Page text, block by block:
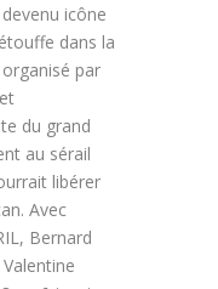
icône
dans la
par
du grand
au sérail
libérer
Avec
Bernard